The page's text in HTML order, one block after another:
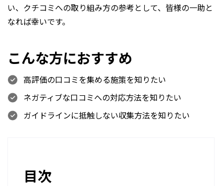
い、クチコミへの取り組み方の参考として、皆様の一助と
なれば幸いです。
こんな方におすすめ
高評価の口コミを集める施策を知りたい
ネガティブな口コミへの対応方法を知りたい
ガイドラインに抵触しない収集方法を知りたい
目次